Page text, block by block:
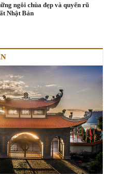
ngôi chùa đẹp và quyến rũ
Nhật Bản